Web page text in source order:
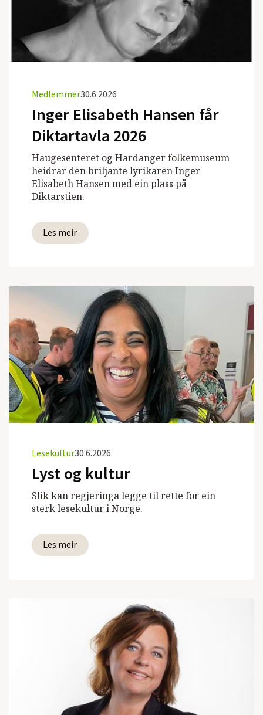
Medlemmer30.6.2026
Inger Elisabeth Hansen får
Diktartavla 2026
Haugesenteret og Hardanger folkemuseum
heidrar den briljante lyrikaren Inger
Elisabeth Hansen med ein plass på
Diktarstien.
Les meir
Lesekultur30.6.2026
Lyst og kultur
Slik kan regjeringa legge til rette for ein
sterk lesekultur i Norge.
Les meir